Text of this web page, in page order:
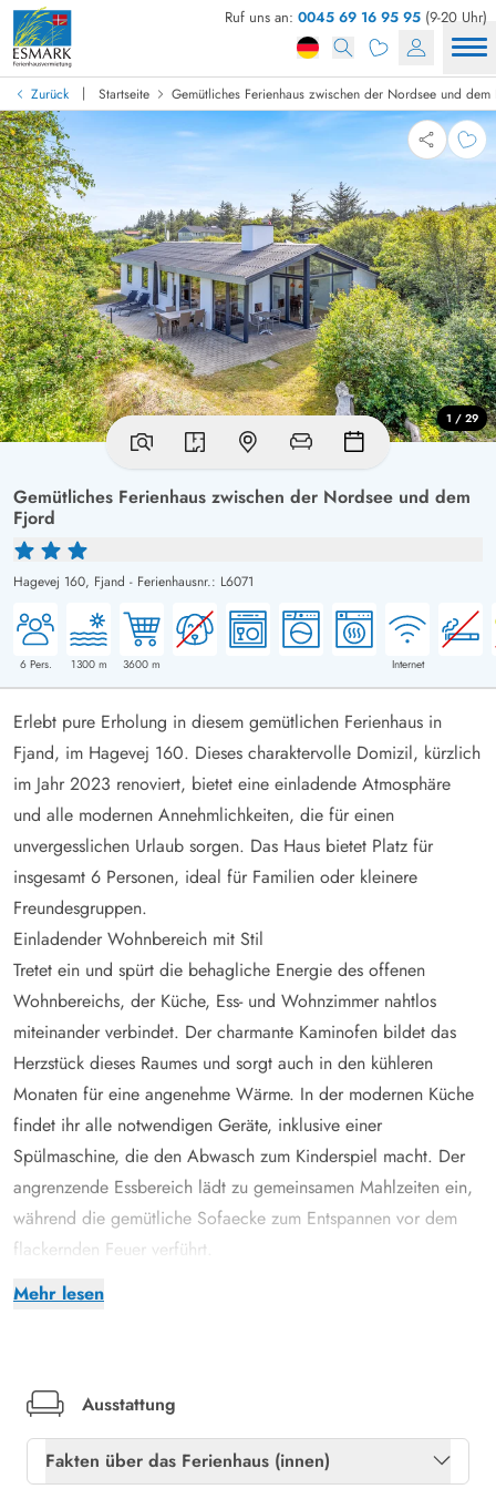
Ruf uns an: 0045 69 16 95 95 (9-20 Uhr)
Zurück | Startseite Gemütliches Ferienhaus zwischen der Nordsee und dem
Gemütliches Ferienhaus zwischen der Nordsee und dem
Fjord
Hagevej 160, Fjand - Ferienhausnr.: L6071
6Pers. 1300m 3600 m Internet
1 / 29
Mehr lesen
Erlebt pure Erholung in diesem gemütlichen Ferienhaus in
Fjand, im Hagevej 160. Dieses charaktervolle Domizil, kürzlich
im Jahr 2023 renoviert, bietet eine einladende Atmosphäre
und alle modernen Annehmlichkeiten, die für einen
unvergesslichen Urlaub sorgen. Das Haus bietet Platz für
insgesamt 6 Personen, ideal für Familien oder kleinere
Freundesgruppen.
Einladender Wohnbereich mit Stil
Tretet ein und spürt die behagliche Energie des offenen
Wohnbereichs, der Küche, Ess- und Wohnzimmer nahtlos
miteinander verbindet. Der charmante Kaminofen bildet das
Herzstück dieses Raumes und sorgt auch in den kühleren
Monaten für eine angenehme Wärme. In der modernen Küche
findet ihr alle notwendigen Geräte, inklusive einer
Spülmaschine, die den Abwasch zum Kinderspiel macht. Der
angrenzende Essbereich lädt zu gemeinsamen Mahlzeiten ein,
während die gemütliche Sofaecke zum Entspannen vor dem
flackernden Feuer verführt.
Das Ferienhaus verfügt über drei Schlafzimmer. Ein
Badezimmer mit Fußbodenheizung, welches morgens
angenehm warme Füße garantiert. Hier findet ihr zudem eine
Waschmaschine und einen Trockner, der euch das Leben
Ausstattung
Fakten über das Ferienhaus (innen)